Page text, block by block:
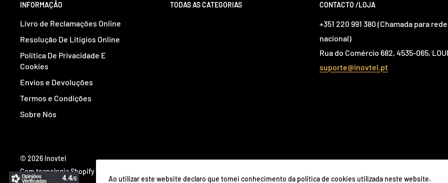
INFORMAÇÃO
Livro de Reclamações Online
Resolução De Litígios Online
Política De Privacidade E
Cookies
Envios e Devoluções
Termos e Condições
Sobre Nós
TODAS AS CATEGORIAS CONTACTO /LOJA
+351 220 991 380 (Chamada para
nacional)
Rua do Comércio 682, 4535-065,
suporte@inovtel.pt
© 2026 Inovtel
Com tecnologia Shopify
Ao utilizar este website declaro que tomei conhecimento da politica de cookies utilizada neste website.